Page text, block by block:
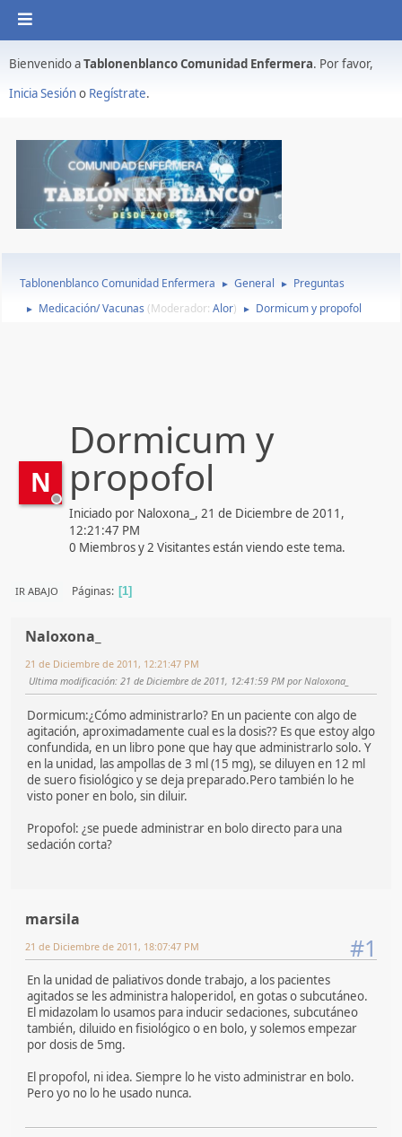
Bienvenido aTablonenblanco Comunidad Enfermera. Por favor,
Inicia Sesióno Regístrate.
Tablonenblanco Comunidad Enfermera ► General ► Preguntas
► Medicación/ Vacunas (Moderador: Alor) ► Dormicum y propofol
N
Dormicum y
propofol
Iniciado por Naloxona_, 21 de Diciembre de 2011,
12:21:47 PM
0 Miembros y 2 Visitantes están viendo este tema.
IR ABAJO Páginas 1
Naloxona_
21 de Diciembre de 2011, 12:21:47 PM
Ultima modificación: 21 de Diciembre de 2011, 12:41:59 PM por Naloxona_
Dormicum:¿Cómo administrarlo? En un paciente con algo de
agitación, aproximadamente cual es la dosis?? Es que estoy algo
confundida, en un libro pone que hay que administrarlo solo. Y
en la unidad, las ampollas de 3 ml (15 mg), se diluyen en 12 ml
de suero fisiológico y se deja preparado.Pero también lo he
visto poner en bolo, sin diluir.
Propofol: ¿se puede administrar en bolo directo para una
sedación corta?
marsila
#1
21 de Diciembre de 2011, 18:07:47 PM
En la unidad de paliativos donde trabajo, a los pacientes
agitados se les administra haloperidol, en gotas o subcutáneo.
El midazolam lo usamos para inducir sedaciones, subcutáneo
también, diluido en fisiológico o en bolo, y solemos empezar
por dosis de 5mg.
El propofol, ni idea. Siempre lo he visto administrar en bolo.
Pero yo no lo he usado nunca.